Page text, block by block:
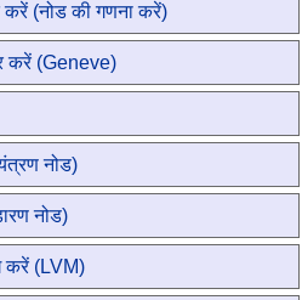
(नोड की गणना करें)
करें (Geneve)
नोड)
नोड)
करें (LVM)